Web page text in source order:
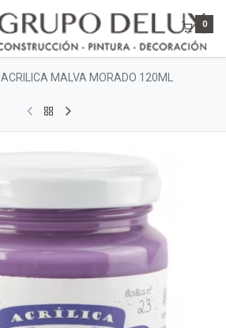
0
ACRILICA MALVA MORADO 120ML